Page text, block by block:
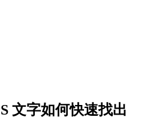
文字如何快速找出